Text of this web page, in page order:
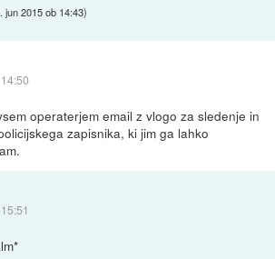
jun 2015 ob 14:43)
operaterjem email z vlogo za sledenje in
zapisnika, ki jim ga lahko